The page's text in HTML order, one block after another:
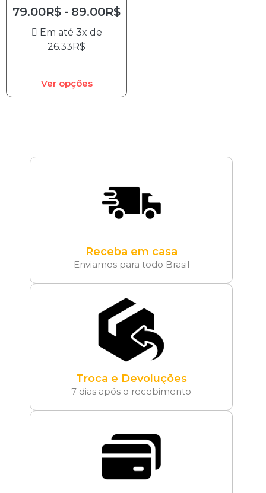
79.00R$ - 89.00R$
Em até 3x de
26.33 R$
Ver opções
Receba em casa
Enviamos para todo Brasil
Troca e Devoluções
7 dias após o recebimento